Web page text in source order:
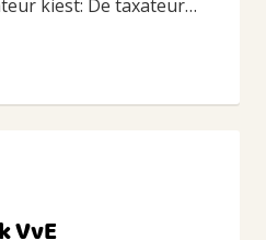
kiest: De taxateur…